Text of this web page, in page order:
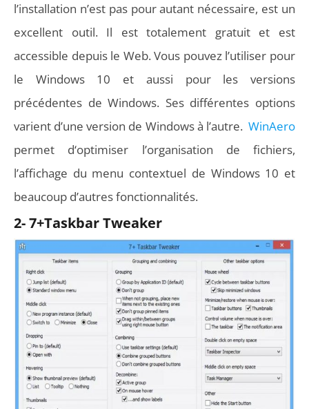
l’installation n’est pas pour autant nécessaire, est un
excellent outil. Il est totalement gratuit et est
accessible depuis le Web. Vous pouvez l’utiliser pour
le Windows 10 et aussi pour les versions
précédentes de Windows. Ses différentes options
varient d’une version de Windows à l’autre. WinAero
permet d‘optimiser l’organisation de fichiers,
l’affichage du menu contextuel de Windows 10 et
beaucoup d’autres fonctionnalités.
2- 7+Taskbar Tweaker